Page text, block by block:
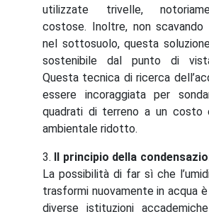
utilizzate trivelle,
costose. Inoltre, non scavando
nel sottosuolo, questa
sostenibile dal punto di
Questa tecnica di ricerca
essere incoraggiata per
quadrati di terreno a un costo
ambientale ridotto.
3. Il principio della
La possibilità di far sì che
trasformi nuovamente in acqua
diverse istituzioni